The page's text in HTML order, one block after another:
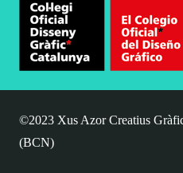
©2023 Xus Azor Creatius
(BCN)